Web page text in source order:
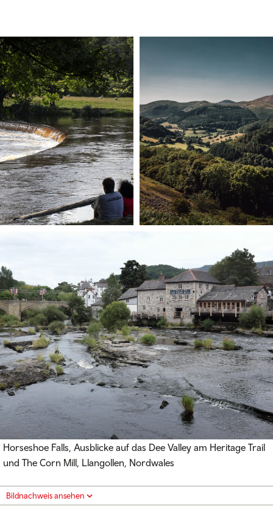
Horseshoe Falls, Ausblicke auf das Dee Valley am Heritage Trail
und The Corn Mill, Llangollen, Nordwales
Bildnachweis ansehen